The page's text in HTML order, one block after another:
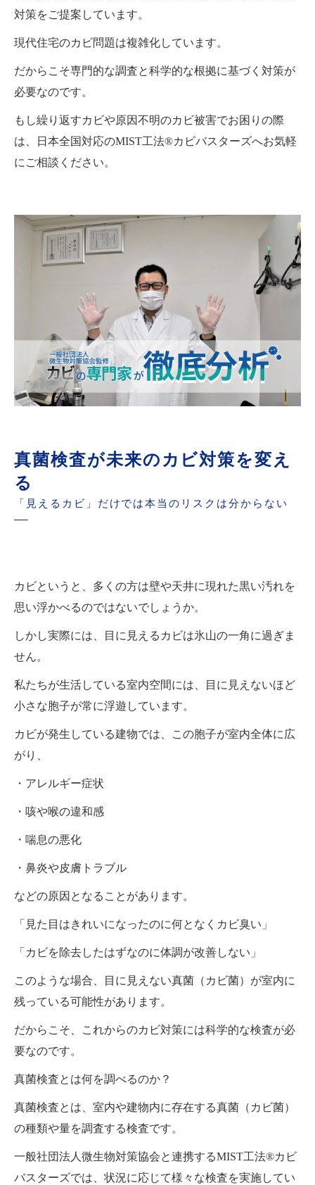
対策をご提案しています。
現代住宅のカビ問題は複雑化しています。
だからこそ専門的な調査と科学的な根拠に基づく対策が
必要なのです。
もし繰り返すカビや原因不明のカビ被害でお困りの際
は、日本全国対応のMIST工法®カビバスターズへお気軽
にご相談ください。
真菌検査が未来のカビ対策を変え
る
「見えるカビ」だけでは本当のリスクは分からない
カビというと、多くの方は壁や天井に現れた黒い汚れを
思い浮かべるのではないでしょうか。
しかし実際には、目に見えるカビは氷山の一角に過ぎま
せん。
私たちが生活している室内空間には、目に見えないほど
小さな胞子が常に浮遊しています。
カビが発生している建物では、この胞子が室内全体に広
がり、
・アレルギー症状
・咳や喉の違和感
・喘息の悪化
・鼻炎や皮膚トラブル
などの原因となることがあります。
「見た目はきれいになったのに何となくカビ臭い」
「カビを除去したはずなのに体調が改善しない」
このような場合、目に見えない真菌（カビ菌）が室内に
残っている可能性があります。
だからこそ、これからのカビ対策には科学的な検査が必
要なのです。
真菌検査とは何を調べるのか？
真菌検査とは、室内や建物内に存在する真菌（カビ菌）
の種類や量を調査する検査です。
一般社団法人微生物対策協会と連携するMIST工法®カビ
バスターズでは、状況に応じて様々な検査を実施してい